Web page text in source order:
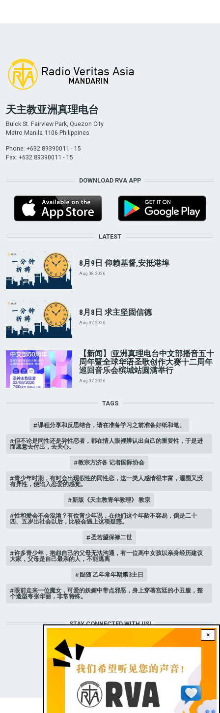
×
天主教亚洲真理电台
Buick St. Fairview Park, Quezon City
Metro Manila 1106 Philippines
Phone: +632 89390011 - 15
Fax: +632 89390011 - 15
DOWNLOAD RVA APP
LATEST
8月9日 仰赖基督,安抵港埠
Aug 08, 2026
8月8日 求主坚固信德
Aug 07, 2026
【新闻】|亚洲真理电台中文部播音五十
周年暨全球华语圣歌创作大赛十二周年
巡回音乐会槟城站圆满举行
Aug 07, 2026
TAGS
课程分享和反思结合，请在准备学习之前准备好纸和笔。
但不论是同性还是异性恋者，都在情人眼裡辨认出自己的重要性，于是进
而愿意去付出，去关心。
教宗方济各 记者国际协会
青少年时期，有时会出现假性的同性恋，这一类人感情很丰富，週围又没
有异性，便陷入恋爱的感觉。
新版《天主教青年教理》 教宗
性和爱会不会混淆？有位青少年说，在他们这个年龄不容易，倒是二十
四、五岁出社会以后，比较会遇上这项疑惑。
圣若望保禄二世
许多青少年，抱怨自己的父母无法沟通，有一位高中女孩以亲身经历建议
大家，父母是自己最亲的人，不能逃离
跟随 乙年常年期第3主日
眼前走来一位魔女，可爱的妖媚中带点邪恶，身上穿著宫廷的小丑服，整
个造型夸张华丽，非常特殊。
STAY CONNECTED WITH US!